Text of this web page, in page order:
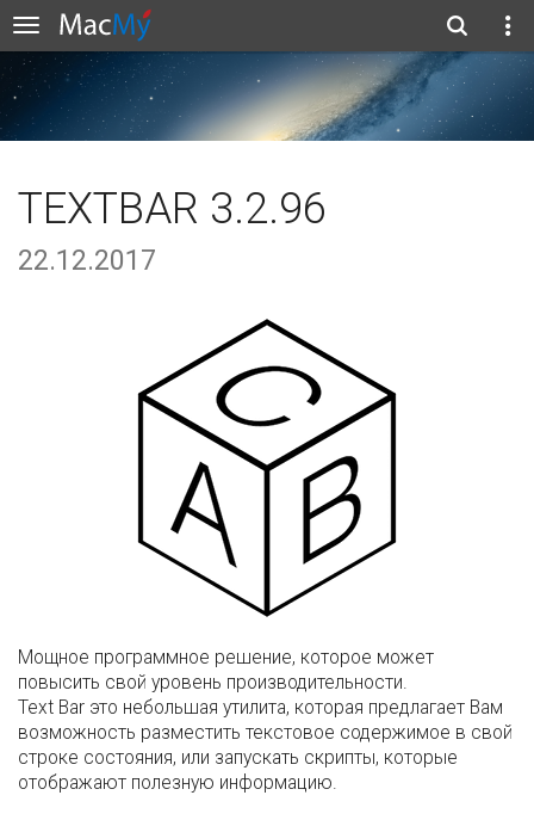
TEXTBAR 3.2.96
22.12.2017
Мощное программное решение, которое может
повысить свой уровень производительности.
Text Bar это небольшая утилита, которая предлагает Вам
возможность разместить текстовое содержимое в свой
строке состояния, или запускать скрипты, которые
отображают полезную информацию.